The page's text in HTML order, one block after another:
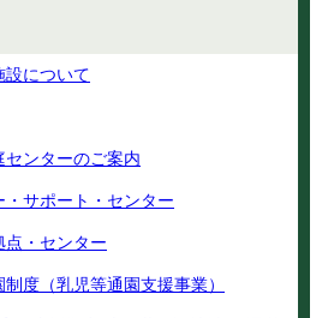
設について
ンターのご案内
サポート・センター
点・センター
度（乳児等通園支援事業）